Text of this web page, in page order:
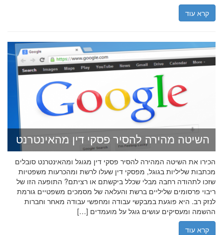
קרא עוד
השיטה מהירה להסיר פסקי דין מהאינטרנט
הכירו את השיטה המהירה להסיר פסקי דין מגוגל ומהאינטרנט סובלים
מכתבות שליליות בגוגל, מפסקי דין שעלו לרשת ומהכרעות משפטיות
שזכו לתהודה רחבה מבלי שכלל ביקשתם או רציתם? התופעה הזו של
ריבוי פרסומים שליליים ברשת והעלאה של מסמכים משפטיים גורמת
לנזק רב. היא פוגעת במבקשי עבודה ומחפשי עבודה מאחר וחברות
ההשמה ומעסיקים עושים גוגל על מועמדים […]
קרא עוד